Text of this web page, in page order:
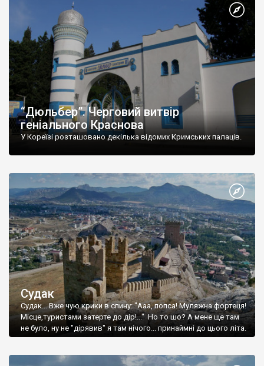
“Дюльбер”. Черговий витвір
геніального Краснова
У Кореїзі розташовано декілька відомих Кримських палаців.
Судак
Судак... Вже чую крики в спину: "Ааа, попса! Муляжна фортеця!
Місце,туристами затерте до дір!..." Но то шо? А мене ще там
не було, ну не "дірявив" я там нічого... принаймні до цього літа.